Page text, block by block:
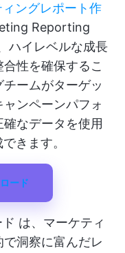
ングレポート作
Reporting
ハイレベルな成長
性を確保するこ
ームがターゲッ
ンペーンパフォ
なデータを使用
きます。
ード
は、マーケティ
洞察に富んだレ